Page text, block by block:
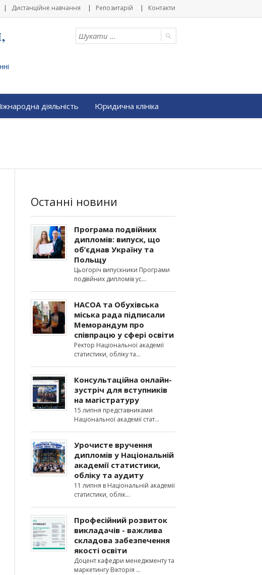
Дистанційне навчання Репозитарій Контакти
діяльність Юридична клініка
Останні новини
Програма подвійних
дипломів: випуск, що
об’єднав Україну та
Польщу
Цьогоріч випускники Програми
подвійних дипломів ус
НАСОА та Обухівська
міська рада підписали
Меморандум про
співпрацю у сфері освіти
Ректор Національної академії
статистики, обліку та
Консультаційна онлайн-
зустріч для вступників
на магістратуру
15 липня представниками
Національної академії стат
Урочисте вручення
дипломів у Національній
академії статистики,
обліку та аудиту
11 липня в Національній академії
статистики, облік
Професійний розвиток
викладачів - важлива
складова забезпечення
якості освіти
Доцент кафедри менеджменту та
маркетингу Вікторія